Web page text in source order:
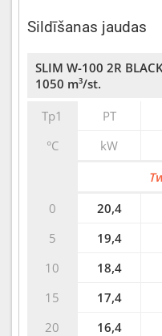
Sildīšanas jaudas
SLIM W-100 2R
1050 m³/st.
Tp1
°C
PT
kW
0
5
10
15
20
20,4
19,4
18,4
17,4
16,4